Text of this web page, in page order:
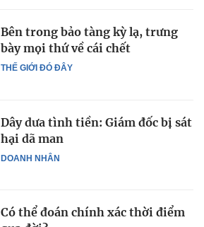
THẾ GIỚI ĐÓ ĐÂY
Bên trong bảo tàng kỳ lạ, trưng
bày mọi thứ về cái chết
DOANH NHÂN
Dây dưa tình tiền: Giám đốc bị sát
hại dã man
Có thể đoán chính xác thời điểm